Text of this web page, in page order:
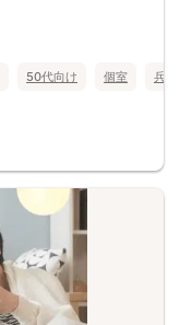
50代向け 個室 兵